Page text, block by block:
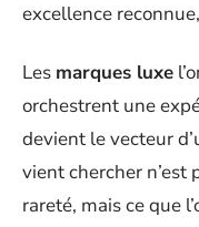
excellence
Les marques luxe
orchestrent une
devient le vecteur
vient chercher
rareté, mais ce que